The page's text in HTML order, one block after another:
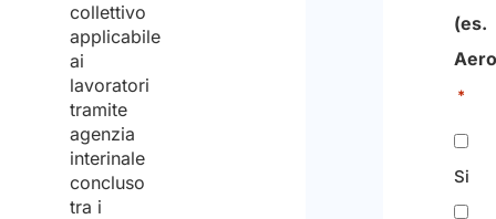
collettivo
applicabile
ai
lavoratori
tramite
agenzia
interinale
concluso
tra i
(es.
*
Si